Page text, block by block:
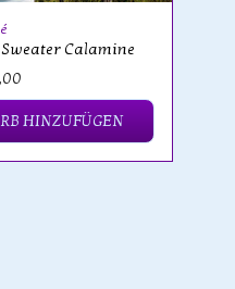
Calamine
HINZUFÜGEN